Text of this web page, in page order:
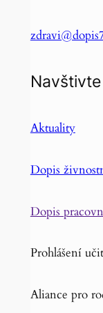
Aktuality
Dopis
Dopis
Prohlášení
Aliance pro